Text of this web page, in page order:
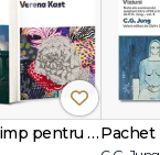
Pachet - Timp pentru suflet